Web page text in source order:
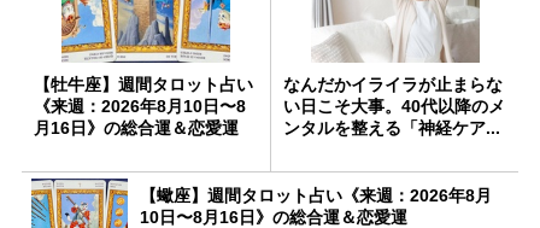
【牡牛座】週間タロット占い
《来週：2026年8月10日〜8
月16日》の総合運＆恋愛運
なんだかイライラが止まらな
い日こそ大事。40代以降のメ
ンタルを整える「神経ケア...
【蠍座】週間タロット占い《来週：2026年8月
10日〜8月16日》の総合運＆恋愛運